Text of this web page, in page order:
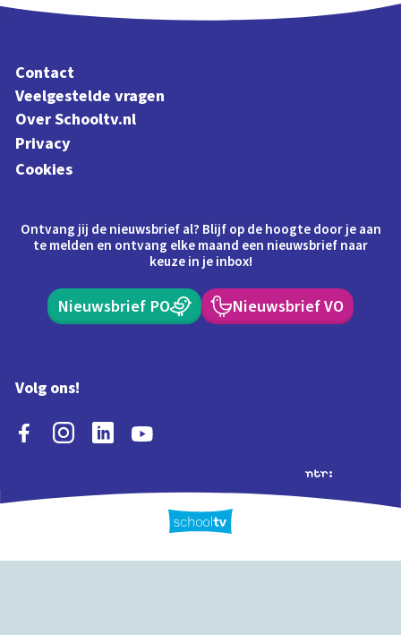
Contact
Veelgestelde vragen
Over Schooltv.nl
Privacy
Cookies
Ontvang jij de nieuwsbrief al? Blijf op de hoogte door je aan
te melden en ontvang elke maand een nieuwsbrief naar
keuze in je inbox!
Nieuwsbrief PO Nieuwsbrief VO
Volg ons!